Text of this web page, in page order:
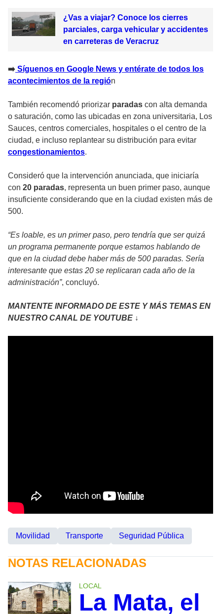
¿Vas a viajar? Conoce los cierres
parciales, carga vehicular y accidentes
en carreteras de Veracruz
➡️ Síguenos en Google News y entérate de todos los
acontecimientos de la región
También recomendó priorizar paradas con alta demanda
o saturación, como las ubicadas en zona universitaria, Los
Sauces, centros comerciales, hospitales o el centro de la
ciudad, e incluso replantear su distribución para evitar
congestionamientos.
Consideró que la intervención anunciada, que iniciaría
con 20 paradas, representa un buen primer paso, aunque
insuficiente considerando que en la ciudad existen más de
500.
“Es loable, es un primer paso, pero tendría que ser quizá
un programa permanente porque estamos hablando de
que en la ciudad debe haber más de 500 paradas. Sería
interesante que estas 20 se replicaran cada año de la
administración”, concluyó.
MANTENTE INFORMADO DE ESTE Y MÁS TEMAS EN
NUESTRO CANAL DE YOUTUBE ↓
Movilidad Transporte Seguridad Pública
NOTAS RELACIONADAS
LOCAL
La Mata, el